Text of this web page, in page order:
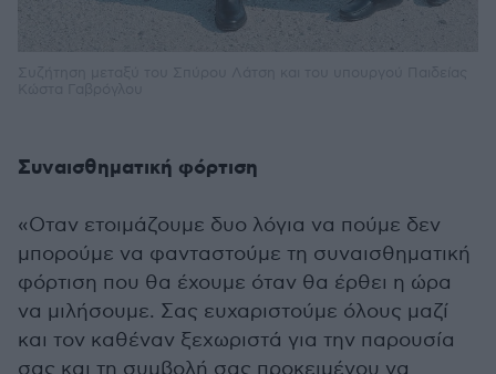
Συναισθηματική φόρτιση
«Οταν ετοιμάζουμε δυο λόγια να πούμε δεν
μπορούμε να φανταστούμε τη συναισθηματική
φόρτιση που θα έχουμε όταν θα έρθει η ώρα
να μιλήσουμε. Σας ευχαριστούμε όλους μαζί
και τον καθέναν ξεχωριστά για την παρουσία
σας και τη συμβολή σας προκειμένου να